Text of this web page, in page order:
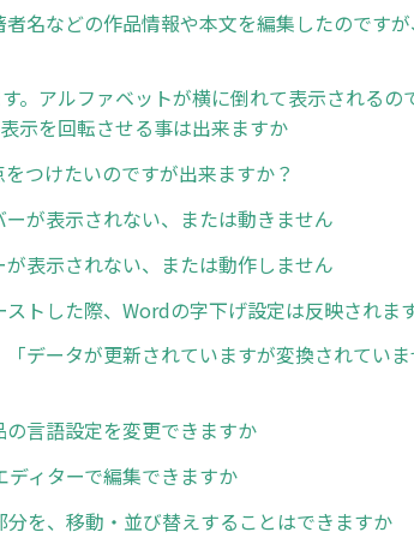
名などの作品情報や本文を編集したのです
。アルファベットが横に倒れて表示されるの
示を回転させる事は出来ますか
つけたいのですが出来ますか？
が表示されない、または動きません
表示されない、または動作しません
ストした際、Wordの字下げ設定は反映されま
データが更新されていますが変換されてい
言語設定を変更できますか
ィターで編集できますか
を、移動・並び替えすることはできますか